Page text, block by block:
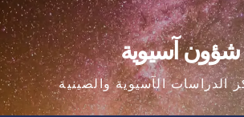
شؤون آسيوية
الدراسات الآسيوية والصينية